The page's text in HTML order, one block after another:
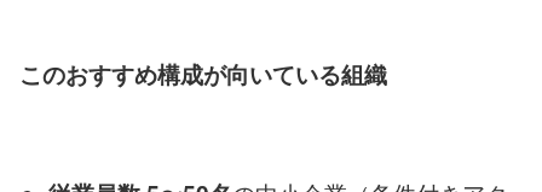
このおすすめ構成が向いている組織